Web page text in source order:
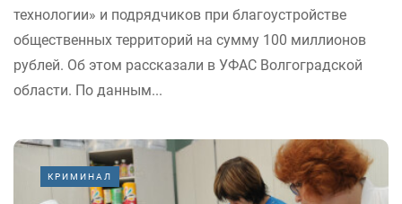
технологии» и подрядчиков при благоустройстве
общественных территорий на сумму 100 миллионов
рублей. Об этом рассказали в УФАС Волгоградской
области. По данным...
КРИМИНАЛ